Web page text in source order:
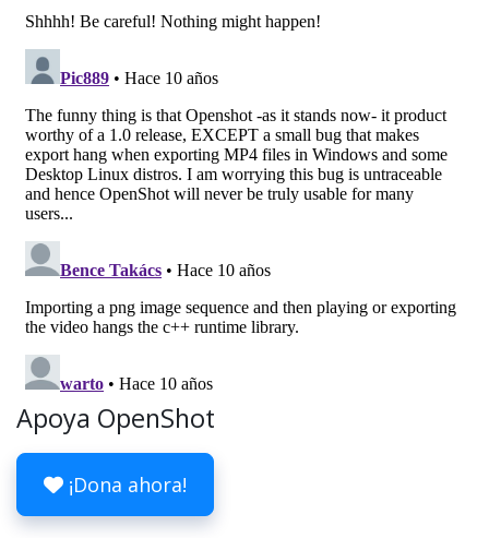
Apoya OpenShot
¡Dona ahora!